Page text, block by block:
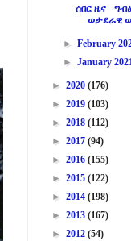
ሰበር ዜና -
ወታደራዊ
►February
►January
► 2020 (176)
► 2019 (103)
► 2018 (112)
► 2017 (94)
► 2016 (155)
► 2015 (122)
► 2014 (198)
► 2013 (167)
► 2012 (54)